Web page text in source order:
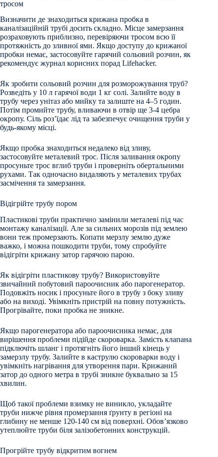
тросом
Визначити де знаходиться крижана пробка в
каналізаційній трубі досить складно. Місце замерзання
розраховують приблизно, перевіряючи тросом всю її
протяжність до зливної ями. Якщо доступу до крижаної
пробки немає, застосовуйте гарячий сольовий розчин, як
рекомендує журнал корисних порад Lifehacker.
Як зробити сольовий розчин для розморожування труб?
Розведіть у 10 л гарячої води 1 кг солі. Залийте воду в
трубу через унітаз або мийку та залиште на 4–5 годин.
Потім промийте трубу, вливаючи в отвір ще 3-4 цебра
окропу. Сіль роз’їдає лід та забезпечує очищення труби у
будь-якому місці.
Якщо пробка знаходиться недалеко від зливу,
застосовуйте металевий трос. Після заливання окропу
просуньте трос вглиб труби і проверніть обертальними
рухами. Так одночасно видаляють у металевих трубах
засмічення та замерзання.
Відігрійте трубу пором
Пластикові труби практично замінили металеві під час
монтажу каналізації. Але за сильних морозів під землею
вони теж промерзають. Копати мерзлу землю дуже
важко, і можна пошкодити труби, тому спробуйте
відігріти крижану затор гарячою парою.
Як відігріти пластикову трубу? Використовуйте
звичайний побутовий пароочисник або парогенератор.
Подовжіть носик і просуньте його в трубу з боку зливу
або на виході. Увімкніть пристрій на повну потужність.
Прогрівайте, поки пробка не зникне.
Якщо парогенератора або пароочисника немає, для
вирішення проблеми підійде скороварка. Замість клапана
підключіть шланг і протягніть його інший кінець у
замерзлу трубу. Залийте в каструлю скороварки воду і
увімкніть нагрівання для утворення пари. Крижаний
затор до одного метра в трубі зникне буквально за 15
хвилин.
Щоб такої проблеми взимку не виникло, укладайте
труби нижче рівня промерзання ґрунту в регіоні на
глибину не менше 120-140 см від поверхні. Обов’язково
утеплюйте труби біля залізобетонних конструкцій.
Прогрійте трубу відкритим вогнем